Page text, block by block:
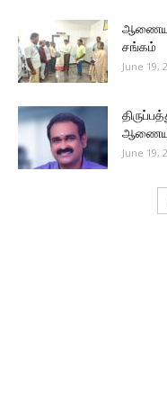
சங்கம்
June 19,
June 19,